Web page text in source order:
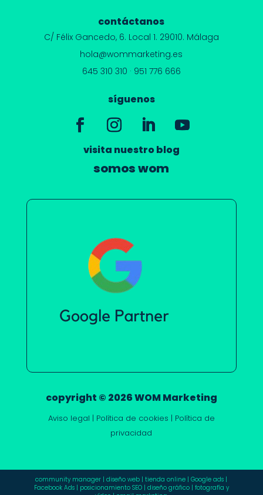
contáctanos
C/ Félix Gancedo, 6. Local 1. 29010. Málaga
hola@wommarketing.es
645 310 310 · 951 776 666
síguenos
visita nuestro blog
somos wom
copyright © 2026 WOM Marketing
Aviso legal | Política de cookies | Política de
privacidad
community manager |diseño web |tienda online |Google ads |
Facebook Ads| posicionamiento SEO| diseño gráfico| fotografía y